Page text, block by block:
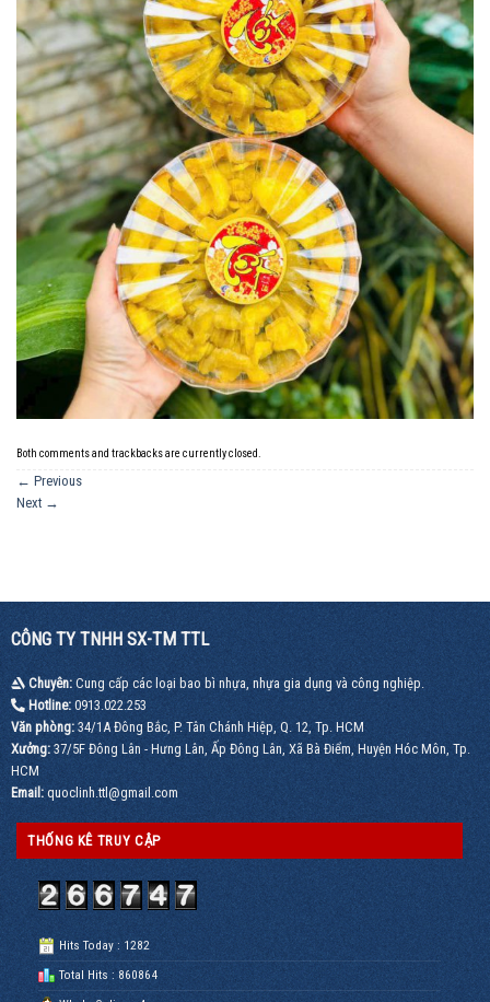
Both comments and trackbacks are currently closed.
← Previous
Next →
CÔNG TY TNHH SX-TM TTL
Chuyên:Cung cấp các loại bao bì nhựa, nhựa gia dụng và công nghiệp.
Hotline: 0913.022.253
Văn phòng: 34/1A Đông Bắc, P. Tân Chánh Hiệp, Q. 12, Tp. HCM
Xưởng: 37/5F Đông Lân - Hưng Lân, Ấp Đông Lân, Xã Bà Điểm, Huyện Hóc Môn, Tp.
HCM
Email: quoclinh.ttl@gmail.com
THỐNG KÊ TRUY CẬP
Hits Today : 1282
Total Hits : 860864